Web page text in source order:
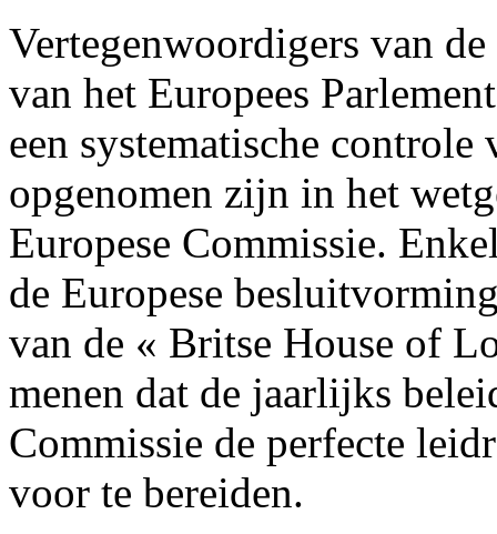
Vertegenwoordigers van
van het Europees
een systematische
opgenomen zijn in het
Europese Commissie.
de Europese
van de « Britse House of
menen dat de jaarlijks
Commissie de perfecte
voor te bereiden.